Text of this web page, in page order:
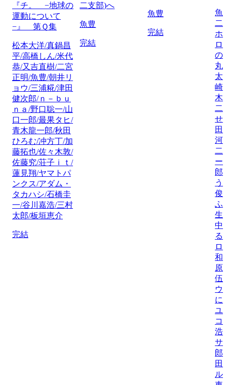
『チ。 −地球の
運動について
−』 第Ｑ集
松本大洋/真鍋昌
平/高橋しん/米代
恭/又吉直樹/二宮
正明/魚豊/朝井リ
ョウ/三浦糀/津田
健次郎/ｎ－ｂｕ
ｎａ/野口聡一/山
口一郎/最果タヒ/
青木龍一郎/秋田
ひろむ/冲方丁/加
藤拓也/佐々木敦/
佐藤究/荘子ｉｔ/
蓮見翔/ヤマトパ
ンクス/アダム・
タカハシ/石橋圭
一/谷川嘉浩/三村
太郎/板垣恵介
完結
二支部)へ
魚豊
完結
魚豊
完結
魚
二
ホ
ロ
の
丸
太
崎
木
二
せ
田
河
二
ー
郎
う
俊/
ふ
生
中
る
ロ
和
原
伍/
ウ
に
ユ
コ
浩
サ
郎
田
ル